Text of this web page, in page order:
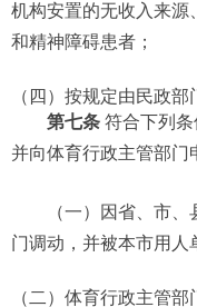
机构安置的无收入来源
和精神障碍患者；
（四）按规定由民政
第七条 符合下列条
并向体育行政主管部门
（一）因省、市
门调动，并被本市用人
（二）体育行政主管部